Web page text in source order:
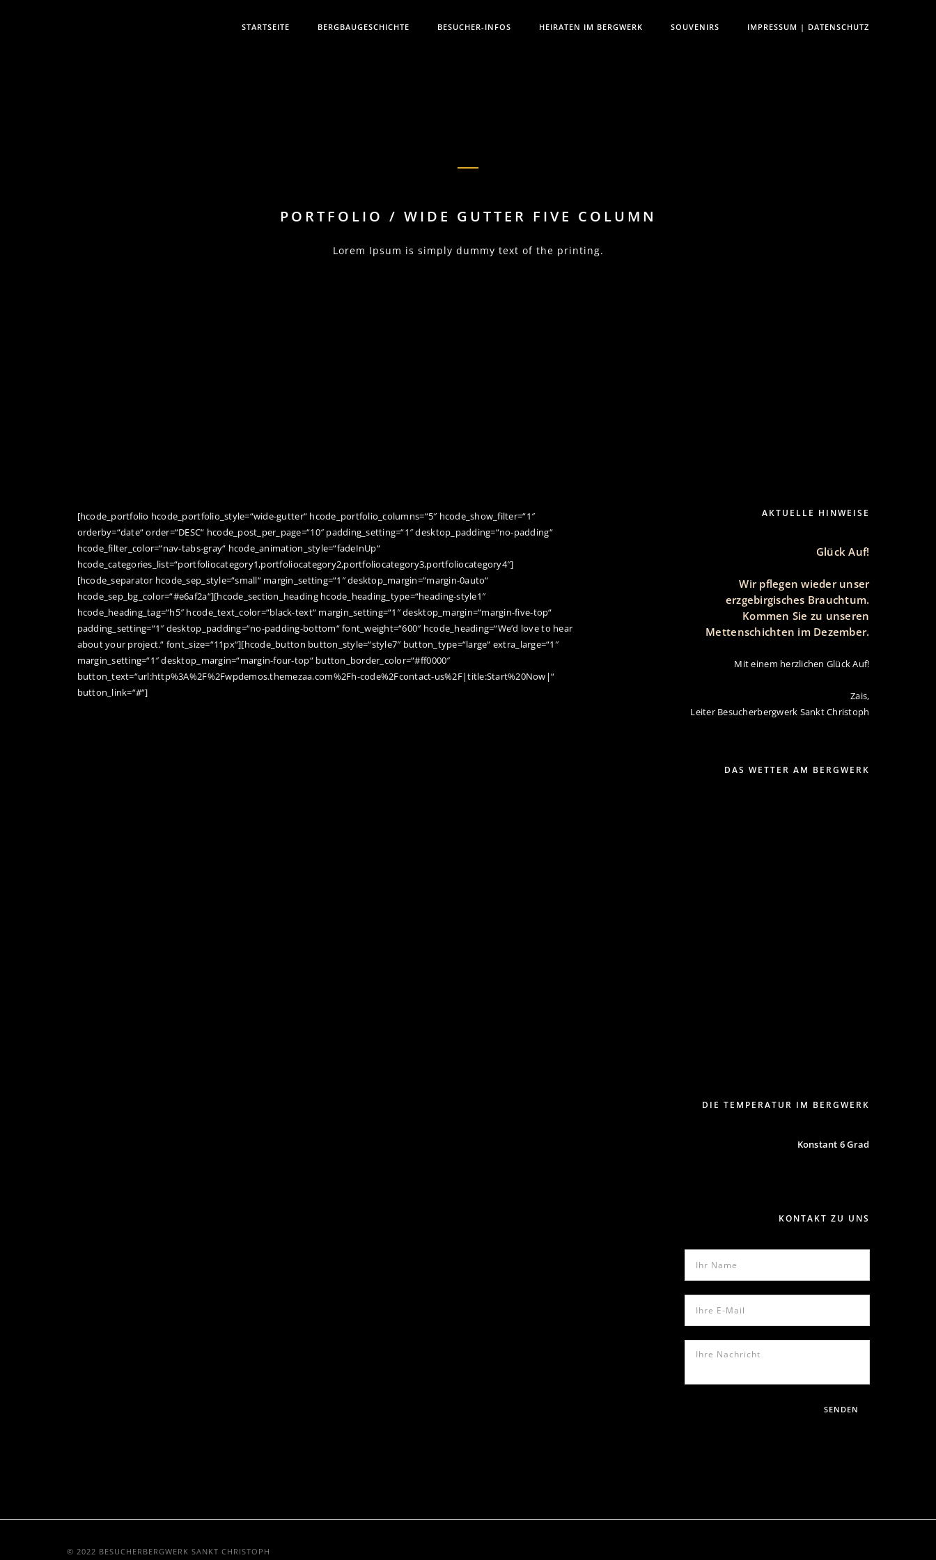
STARTSEITE BERGBAUGESCHICHTE BESUCHER-INFOS HEIRATEN IM BERGWERK SOUVENIRS IMPRESSUM | DATENSCHUTZ
PORTFOLIO / WIDE GUTTER FIVE COLUMN
Lorem Ipsum is simply dummy text of the printing.
[hcode_portfolio hcode_portfolio_style=“wide-gutter“ hcode_portfolio_columns=“5″ hcode_show_filter=“1″
orderby=“date“ order=“DESC“ hcode_post_per_page=“10″ padding_setting=“1″ desktop_padding=“no-padding“
hcode_filter_color=“nav-tabs-gray“ hcode_animation_style=“fadeInUp“
hcode_categories_list=“portfoliocategory1,portfoliocategory2,portfoliocategory3,portfoliocategory4″]
[hcode_separator hcode_sep_style=“small“ margin_setting=“1″ desktop_margin=“margin-0auto“
hcode_sep_bg_color=“#e6af2a“][hcode_section_heading hcode_heading_type=“heading-style1″
hcode_heading_tag=“h5″ hcode_text_color=“black-text“ margin_setting=“1″ desktop_margin=“margin-five-top“
padding_setting=“1″ desktop_padding=“no-padding-bottom“ font_weight=“600″ hcode_heading=“We’d love to hear
about your project.“ font_size=“11px“][hcode_button button_style=“style7″ button_type=“large“ extra_large=“1″
margin_setting=“1″ desktop_margin=“margin-four-top“ button_border_color=“#ff0000″
button_text=“url:http%3A%2F%2Fwpdemos.themezaa.com%2Fh-code%2Fcontact-us%2F|title:Start%20Now|“
button_link=“#“]
AKTUELLE HINWEISE
Glück Auf!
Wir pflegen wieder unser
erzgebirgisches Brauchtum.
Kommen Sie zu unseren
Mettenschichten im Dezember.
Mit einem herzlichen Glück Auf!
Zais,
Leiter Besucherbergwerk Sankt Christoph
DAS WETTER AM BERGWERK
DIE TEMPERATUR IM BERGWERK
Konstant 6 Grad
KONTAKT ZU UNS
© 2022 BESUCHERBERGWERK SANKT CHRISTOPH